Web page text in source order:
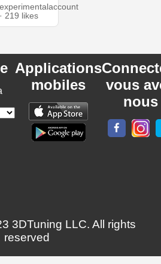
experimentalaccount
· 219 likes
Applications
mobiles
vous
nous
3DTuning LLC. All rights
reserved